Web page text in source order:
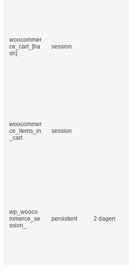
woocommer
ce_cart_[ha
sh]
session
woocommer
ce_items_in
_cart
session
wp_wooco
mmerce_se
ssion_
persistent 2 dagen